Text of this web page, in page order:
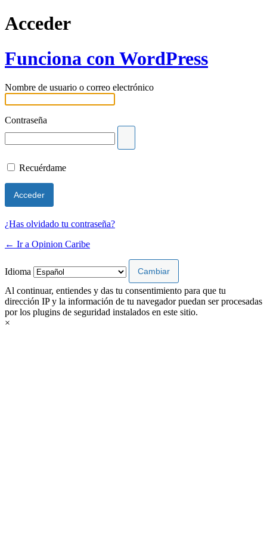
Acceder
Funciona con WordPress
Nombre de usuario o correo electrónico
Contraseña
Recuérdame
¿Has olvidado tu contraseña?
← Ir a Opinion Caribe
Idioma
Al continuar, entiendes y das tu consentimiento para que tu
dirección IP y la información de tu navegador puedan ser procesadas
por los plugins de seguridad instalados en este sitio.
×